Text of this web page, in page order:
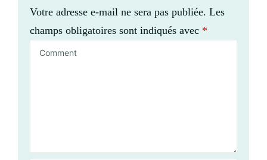
Votre adresse e-mail ne sera pas publiée. Les
champs obligatoires sont indiqués avec *